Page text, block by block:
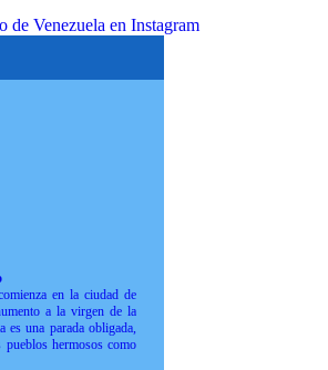
de Venezuela en Instagram
en la ciudad de
a la virgen de la
es una parada obligada,
hermosos como